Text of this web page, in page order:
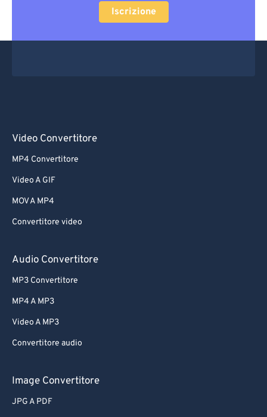
Iscrizione
Video Convertitore
MP4 Convertitore
Video A GIF
MOV A MP4
Convertitore video
Audio Convertitore
MP3 Convertitore
MP4 A MP3
Video A MP3
Convertitore audio
Image Convertitore
JPG A PDF